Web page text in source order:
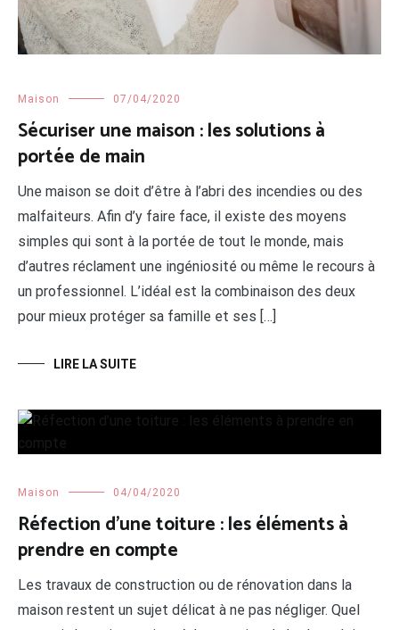
Maison 07/04/2020
Sécuriser une maison : les solutions à
portée de main
Une maison se doit d’être à l’abri des incendies ou des
malfaiteurs. Afin d’y faire face, il existe des moyens
simples qui sont à la portée de tout le monde, mais
d’autres réclament une ingéniosité ou même le recours à
un professionnel. L’idéal est la combinaison des deux
pour mieux protéger sa famille et ses […]
LIRE LA SUITE
Maison 04/04/2020
Réfection d’une toiture : les éléments à
prendre en compte
Les travaux de construction ou de rénovation dans la
maison restent un sujet délicat à ne pas négliger. Quel